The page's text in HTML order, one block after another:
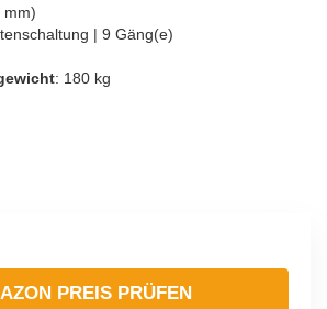
mm)
| 9 Gäng(e)
: 180 kg
PREIS PRÜFEN